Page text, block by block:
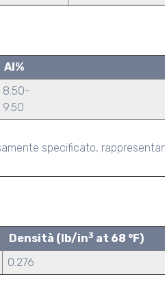
Al%
specificato,
8.50-
9.50
Densità (lb/in3 at 68 °F)
0.276